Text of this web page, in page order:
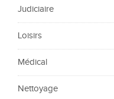
Judiciaire
Loisirs
Médical
Nettoyage